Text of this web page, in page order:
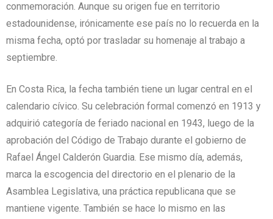
conmemoración. Aunque su origen fue en territorio
estadounidense, irónicamente ese país no lo recuerda en la
misma fecha, optó por trasladar su homenaje al trabajo a
septiembre.
En Costa Rica, la fecha también tiene un lugar central en el
calendario cívico. Su celebración formal comenzó en 1913 y
adquirió categoría de feriado nacional en 1943, luego de la
aprobación del Código de Trabajo durante el gobierno de
Rafael Ángel Calderón Guardia. Ese mismo día, además,
marca la escogencia del directorio en el plenario de la
Asamblea Legislativa, una práctica republicana que se
mantiene vigente. También se hace lo mismo en las